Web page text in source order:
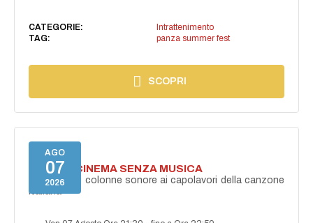
CATEGORIE:
Intrattenimento
TAG:
panza summer fest
SCOPRI
AGO
07
2026
NON C'È CINEMA SENZA MUSICA
Dalle grandi colonne sonore ai capolavori della canzone
italiana